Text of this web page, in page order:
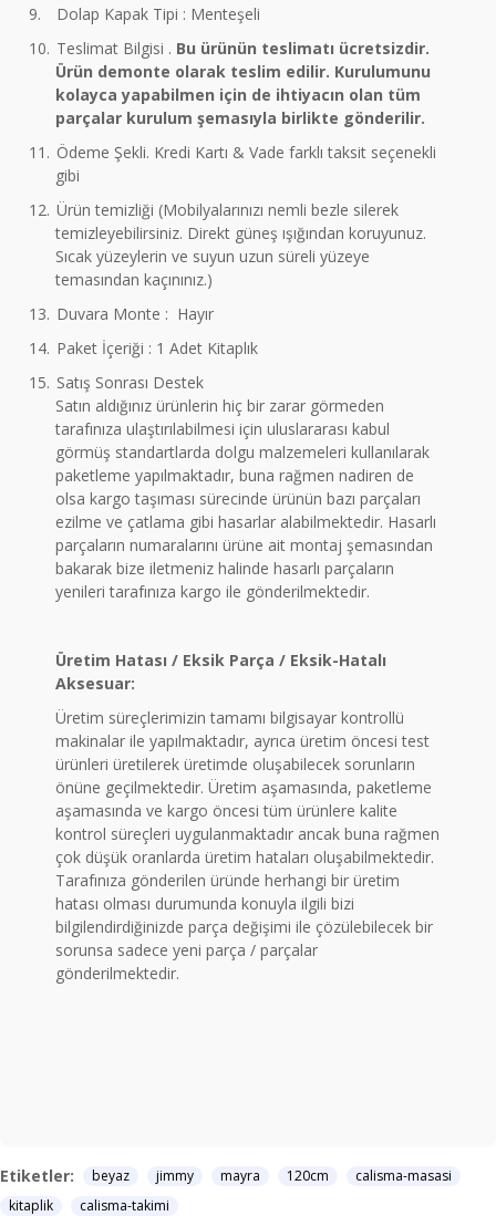
9.
Dolap Kapak Tipi : Menteşeli
10. Teslimat Bilgisi . Bu ürünün teslimatı ücretsizdir.
Ürün demonte olarak teslim edilir. Kurulumunu
kolayca yapabilmen için de ihtiyacın olan tüm
parçalar kurulum şemasıyla birlikte gönderilir.
11. Ödeme Şekli. Kredi Kartı & Vade farklı taksit seçenekli
gibi
12. Ürün temizliği (Mobilyalarınızı nemli bezle silerek
temizleyebilirsiniz. Direkt güneş ışığından koruyunuz.
Sıcak yüzeylerin ve suyun uzun süreli yüzeye
temasından kaçınınız.)
13. Duvara Monte : Hayır
14. Paket İçeriği : 1 Adet Kitaplık
15. Satış Sonrası Destek
Satın aldığınız ürünlerin hiç bir zarar görmeden
tarafınıza ulaştırılabilmesi için uluslararası kabul
görmüş standartlarda dolgu malzemeleri kullanılarak
paketleme yapılmaktadır, buna rağmen nadiren de
olsa kargo taşıması sürecinde ürünün bazı parçaları
ezilme ve çatlama gibi hasarlar alabilmektedir. Hasarlı
parçaların numaralarını ürüne ait montaj şemasından
bakarak bize iletmeniz halinde hasarlı parçaların
yenileri tarafınıza kargo ile gönderilmektedir.
Üretim Hatası / Eksik Parça / Eksik-Hatalı
Aksesuar:
Üretim süreçlerimizin tamamı bilgisayar kontrollü
makinalar ile yapılmaktadır, ayrıca üretim öncesi test
ürünleri üretilerek üretimde oluşabilecek sorunların
önüne geçilmektedir. Üretim aşamasında, paketleme
aşamasında ve kargo öncesi tüm ürünlere kalite
kontrol süreçleri uygulanmaktadır ancak buna rağmen
çok düşük oranlarda üretim hataları oluşabilmektedir.
Tarafınıza gönderilen üründe herhangi bir üretim
hatası olması durumunda konuyla ilgili bizi
bilgilendirdiğinizde parça değişimi ile çözülebilecek bir
sorunsa sadece yeni parça / parçalar
gönderilmektedir.
Etiketler: beyaz jimmy mayra 120cm
calisma-masasi
kitaplik
calisma-takimi